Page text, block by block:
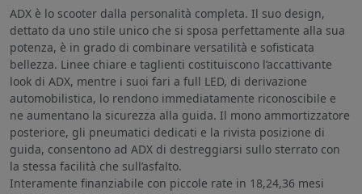
ADX è lo scooter dalla personalità completa. Il suo design,
dettato da uno stile unico che si sposa perfettamente alla sua
potenza, è in grado di combinare versatilità e sofisticata
bellezza. Linee chiare e taglienti costituiscono l’accattivante
look di ADX, mentre i suoi fari a full LED, di derivazione
automobilistica, lo rendono immediatamente riconoscibile e
ne aumentano la sicurezza alla guida. Il mono ammortizzatore
posteriore, gli pneumatici dedicati e la rivista posizione di
guida, consentono ad ADX di destreggiarsi sullo sterrato con
la stessa facilità che sull’asfalto.
Interamente finanziabile con piccole rate in 18,24,36 mesi